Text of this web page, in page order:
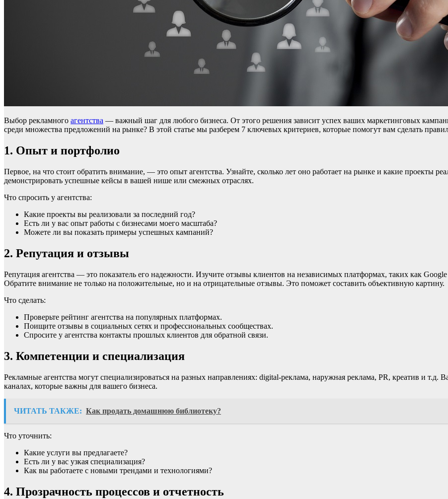
Выбор рекламного агентства — важный шаг для любого бизнеса. От этого решения зависит успех ваших маркетинговых
среди множества предложений на рынке? В этой статье мы разберем 7 ключевых критериев, которые помогут вам сделать
1. Опыт и портфолио
Первое, на что стоит обратить внимание, — это опыт агентства. Узнайте, сколько лет оно работает на рынке и какие проекты
демонстрировать успешные кейсы в вашей нише или смежных отраслях.
Что спросить у агентства:
Какие проекты вы реализовали за последний год?
Есть ли у вас опыт работы с бизнесами моего масштаба?
Можете ли вы показать примеры успешных кампаний?
2. Репутация и отзывы
Репутация агентства — это показатель его надежности. Изучите отзывы клиентов на независимых платформах, таких как
Обратите внимание не только на положительные, но и на отрицательные отзывы. Это поможет составить объективную картину.
Что сделать:
Проверьте рейтинг агентства на популярных платформах.
Поищите отзывы в социальных сетях и профессиональных сообществах.
Спросите у агентства контакты прошлых клиентов для обратной связи.
3. Компетенции и специализация
Рекламные агентства могут специализироваться на разных направлениях: digital-реклама, наружная реклама, PR, креатив и т.д.
каналах, которые важны для вашего бизнеса.
ЧИТАТЬ ТАКЖЕ: Как продать домашнюю библиотеку?
Что уточнить:
Какие услуги вы предлагаете?
Есть ли у вас узкая специализация?
Как вы работаете с новыми трендами и технологиями?
4. Прозрачность процессов и отчетность